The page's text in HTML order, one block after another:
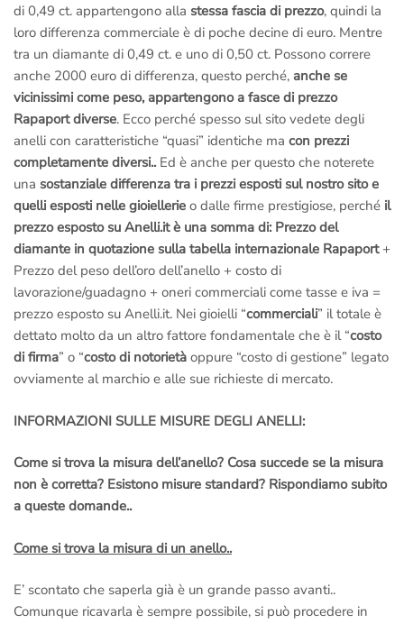
di 0,49 ct. appartengono alla stessa fascia di prezzo, quindi la
loro differenza commerciale è di poche decine di euro. Mentre
tra un diamante di 0,49 ct. e uno di 0,50 ct. Possono correre
anche 2000 euro di differenza, questo perché, anche se
vicinissimi come peso, appartengono a fasce di prezzo
Rapaport diverse. Ecco perché spesso sul sito vedete degli
anelli con caratteristiche “quasi” identiche ma con prezzi
completamente diversi.. Ed è anche per questo che noterete
una sostanziale differenza tra i prezzi esposti sul nostro sito e
quelli esposti nelle gioiellerie o dalle firme prestigiose, perché il
prezzo esposto su Anelli.it è una somma di: Prezzo del
diamante in quotazione sulla tabella internazionale Rapaport+
Prezzo del peso dell’oro dell’anello + costo di
lavorazione/guadagno + oneri commerciali come tasse e iva =
prezzo esposto su Anelli.it. Nei gioielli “commerciali” il totale è
dettato molto da un altro fattore fondamentale che è il “costo
di firma” o “costo di notorietà oppure “costo di gestione” legato
ovviamente al marchio e alle sue richieste di mercato.
INFORMAZIONI SULLE MISURE DEGLI ANELLI:
Come si trova la misura dell’anello? Cosa succede se la misura
non è corretta? Esistono misure standard? Rispondiamo subito
a queste domande..
Come si trova la misura di un anello..
E’ scontato che saperla già è un grande passo avanti..
Comunque ricavarla è sempre possibile, si può procedere in